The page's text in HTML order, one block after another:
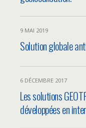
9 MAI 2019
Solution globale
6 DÉCEMBRE 2017
Les solutions
développées en